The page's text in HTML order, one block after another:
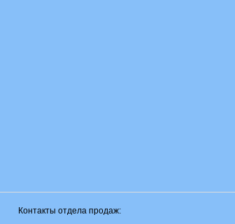
Контакты отдела продаж: